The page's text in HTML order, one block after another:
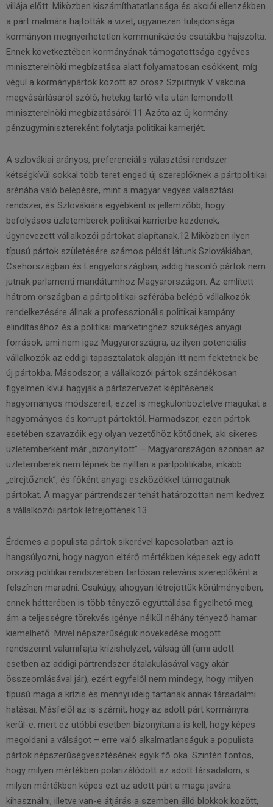
villája előtt. Miközben kiszámíthatatlansága és akciói ellenzékben
a párt malmára hajtották a vizet, ugyanezen tulajdonsága
kormányon megnyerhetetlen kommunikációs csatákba hajszolta.
Ennek következtében kormányának támogatottsága egyéves
miniszterelnöki megbízatása alatt folyamatosan csökkent, míg
végül a kormánypártok között az orosz Szputnyik V vakcina
megvásárlásáról szóló, hetekig tartó vita után lemondott
miniszterelnöki megbízatásáról.11 Azóta az új kormány
pénzügyminisztereként folytatja politikai karrierjét.
A szlovákiai arányos, preferenciális választási rendszer
kétségkívül sokkal több teret enged új szereplőknek a pártpolitikai
arénába való belépésre, mint a magyar vegyes választási
rendszer, és Szlovákiára egyébként is jellemzőbb, hogy
befolyásos üzletemberek politikai karrierbe kezdenek,
úgynevezett vállalkozói pártokat alapítanak.12 Miközben ilyen
típusú pártok születésére számos példát látunk Szlovákiában,
Csehországban és Lengyelországban, addig hasonló pártok nem
jutnak parlamenti mandátumhoz Magyarországon. Az említett
hátrom országban a pártpolitikai szférába belépő vállalkozók
rendelkezésére állnak a professzionális politikai kampány
elindításához és a politikai marketinghez szükséges anyagi
források, ami nem igaz Magyarországra, az ilyen potenciális
vállalkozók az eddigi tapasztalatok alapján itt nem fektetnek be
új pártokba. Másodszor, a vállalkozói pártok szándékosan
figyelmen kívül hagyják a pártszervezet kiépítésének
hagyományos módszereit, ezzel is megkülönböztetve magukat a
hagyományos és korrupt pártoktól. Harmadszor, ezen pártok
esetében szavazóik egy olyan vezetőhöz kötődnek, aki sikeres
üzletemberként már „bizonyított” – Magyarországon azonban az
üzletemberek nem lépnek be nyíltan a pártpolitikába, inkább
„elrejtőznek”, és főként anyagi eszközökkel támogatnak
pártokat. A magyar pártrendszer tehát határozottan nem kedvez
a vállalkozói pártok létrejöttének.13
Érdemes a populista pártok sikerével kapcsolatban azt is
hangsúlyozni, hogy nagyon eltérő mértékben képesek egy adott
ország politikai rendszerében tartósan releváns szereplőként a
felszínen maradni. Csakúgy, ahogyan létrejöttük körülményeiben,
ennek hátterében is több tényező együttállása figyelhető meg,
ám a teljességre törekvés igénye nélkül néhány tényező hamar
kiemelhető. Mivel népszerűségük növekedése mögött
rendszerint valamifajta krízishelyzet, válság áll (ami adott
esetben az addigi pártrendszer átalakulásával vagy akár
összeomlásával jár), ezért egyfelől nem mindegy, hogy milyen
típusú maga a krízis és mennyi ideig tartanak annak társadalmi
hatásai. Másfelől az is számít, hogy az adott párt kormányra
kerül-e, mert ez utóbbi esetben bizonyítania is kell, hogy képes
megoldani a válságot – erre való alkalmatlanságuk a populista
pártok népszerűségvesztésének egyik fő oka. Szintén fontos,
hogy milyen mértékben polarizálódott az adott társadalom, s
milyen mértékben képes ezt az adott párt a maga javára
kihasználni, illetve van-e átjárás a szemben álló blokkok között,